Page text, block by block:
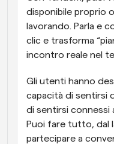
disponibile proprio
lavorando. Parla e
clic e trasforma
incontro reale nel
Gli utenti hanno
capacità di sentirsi
di sentirsi connessi
Puoi fare tutto, dal
partecipare a